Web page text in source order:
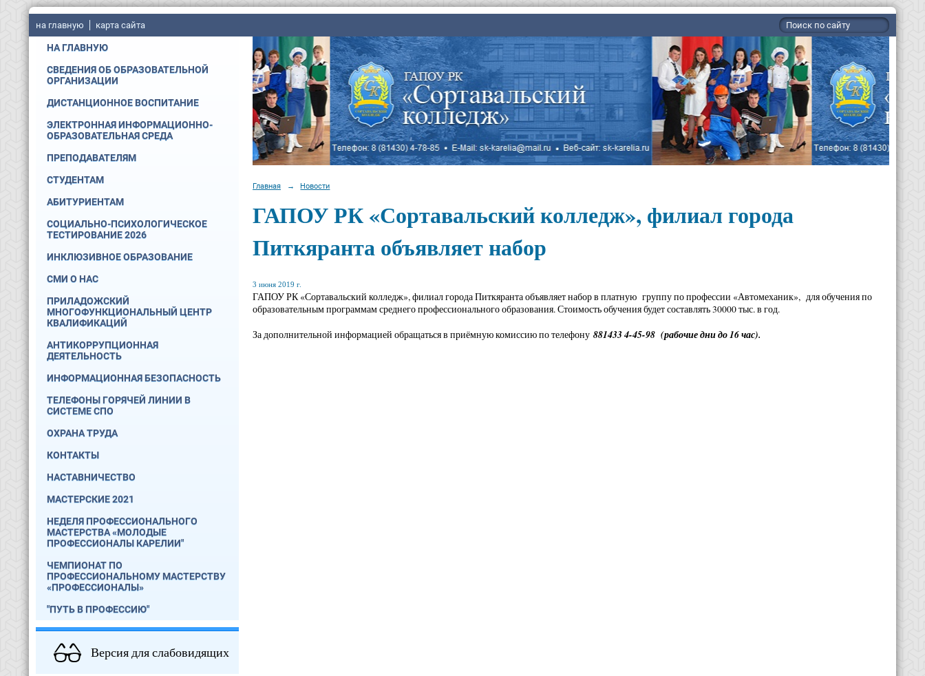
на главную карта сайта
НА ГЛАВНУЮ
СВЕДЕНИЯ ОБ ОБРАЗОВАТЕЛЬНОЙ
ОРГАНИЗАЦИИ
ДИСТАНЦИОННОЕ ВОСПИТАНИЕ
ЭЛЕКТРОННАЯ ИНФОРМАЦИОННО-
ОБРАЗОВАТЕЛЬНАЯ СРЕДА
ПРЕПОДАВАТЕЛЯМ
СТУДЕНТАМ
АБИТУРИЕНТАМ
СОЦИАЛЬНО-ПСИХОЛОГИЧЕСКОЕ
ТЕСТИРОВАНИЕ 2026
ИНКЛЮЗИВНОЕ ОБРАЗОВАНИЕ
СМИ О НАС
ПРИЛАДОЖСКИЙ
МНОГОФУНКЦИОНАЛЬНЫЙ ЦЕНТР
КВАЛИФИКАЦИЙ
АНТИКОРРУПЦИОННАЯ
ДЕЯТЕЛЬНОСТЬ
ИНФОРМАЦИОННАЯ БЕЗОПАСНОСТЬ
ТЕЛЕФОНЫ ГОРЯЧЕЙ ЛИНИИ В
СИСТЕМЕ СПО
ОХРАНА ТРУДА
КОНТАКТЫ
НАСТАВНИЧЕСТВО
МАСТЕРСКИЕ 2021
НЕДЕЛЯ ПРОФЕССИОНАЛЬНОГО
МАСТЕРСТВА «МОЛОДЫЕ
ПРОФЕССИОНАЛЫ КАРЕЛИИ"
ЧЕМПИОНАТ ПО
ПРОФЕССИОНАЛЬНОМУ МАСТЕРСТВУ
«ПРОФЕССИОНАЛЫ»
"ПУТЬ В ПРОФЕССИЮ"
Версия для слабовидящих
Главная → Новости
ГАПОУ РК «Сортавальский колледж», филиал города
Питкяранта объявляет набор
3 июня 2019 г.
ГАПОУ РК «Сортавальский колледж», филиал города Питкяранта объявляет набор в платную группу по профессии «Автомеханик», для обучения по
образовательным программам среднего профессионального образования. Стоимость обучения будет составлять 30000 тыс. в год.
За дополнительной информацией обращаться в приёмную комиссию по телефону 881433 4-45-98 (рабочие дни до 16 час).